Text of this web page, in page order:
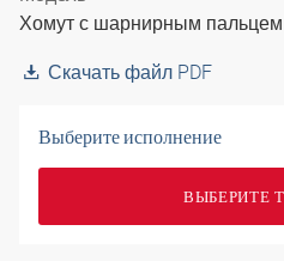
Хомут с шарнирным пальцем
Скачать файл PDF
Выберите исполнение
ВЫБЕРИТЕ